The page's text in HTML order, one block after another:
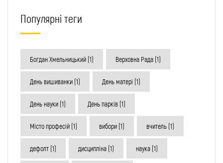
Популярні теги
Богдан Хмельницький (1) Верховна Рада (1)
День вишиванки (1) День матері (1)
День науки (1) День парків (1)
Місто професій (1) вибори (1) вчитель (1)
дефолт (1) дисципліна (1) наука (1)